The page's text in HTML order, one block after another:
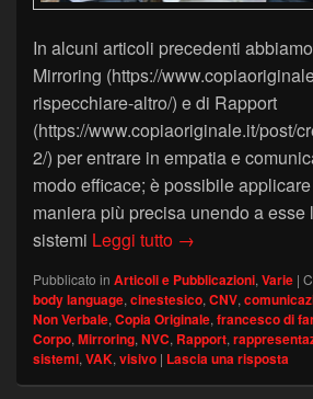
In alcuni articoli precedenti
Mirroring (https://
rispecchiare-altro/) e di Rapport
(https://www.copiaoriginale.it/post/
2/) per entrare in empatia e
modo efficace; è possibile
maniera più precisa unendo a esse
sistemi Leggi tutto Sistemi
→
Pubblicato in Articoli e Pubblicazioni, Varie |
body language, cinestesico, CNV,
Non Verbale, Copia Originale, francesco di
Corpo, Mirroring, NVC, Rapport,
sistemi, VAK, visivo | Lascia una risposta